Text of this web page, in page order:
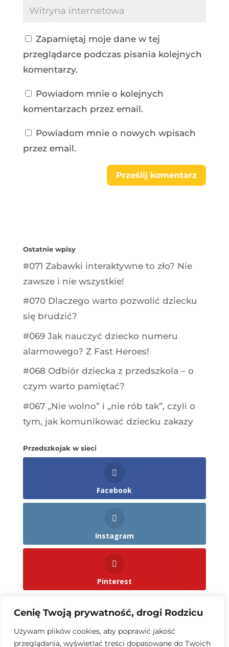
Cenię Twoją prywatność, drogi Rodzicu
Używam plików cookies, aby poprawić jakość
przeglądania, wyświetlać treści dopasowane do Twoich
Zapamiętaj moje dane w tej
przeglądarce podczas pisania kolejnych
komentarzy.
Powiadom mnie o kolejnych
komentarzach przez email.
Powiadom mnie o nowych wpisach
przez email.
Ostatnie wpisy
#071 Zabawki interaktywne to zło? Nie
zawsze i nie wszystkie!
#070 Dlaczego warto pozwolić dziecku
się brudzić?
#069 Jak nauczyć dziecko numeru
alarmowego? Z Fast Heroes!
#068 Odbiór dziecka z przedszkola – o
czym warto pamiętać?
#067 „Nie wolno” i „nie rób tak”, czyli o
tym, jak komunikować dziecku zakazy
Przedszkojak w sieci
Facebook
Instagram
Pinterest
Zasubskrybuj Przedszkojaka